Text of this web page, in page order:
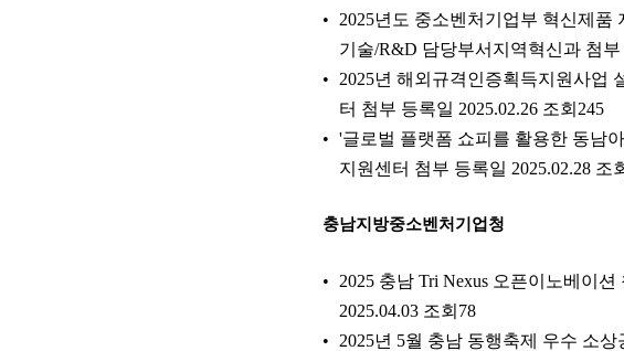
2025년도 중소벤처기업부 혁신제품
기술/R&D 담당부서지역혁신과 첨부
2025년 해외규격인증획득지원사업
터 첨부 등록일 2025.02.26 조회245
'글로벌 플랫폼 쇼피를 활용한 동남
지원센터 첨부 등록일 2025.02.28 조
충남지방중소벤처기업청
2025 충남 Tri Nexus 오픈이노베이
2025.04.03 조회78
2025년 5월 충남 동행축제 우수 소